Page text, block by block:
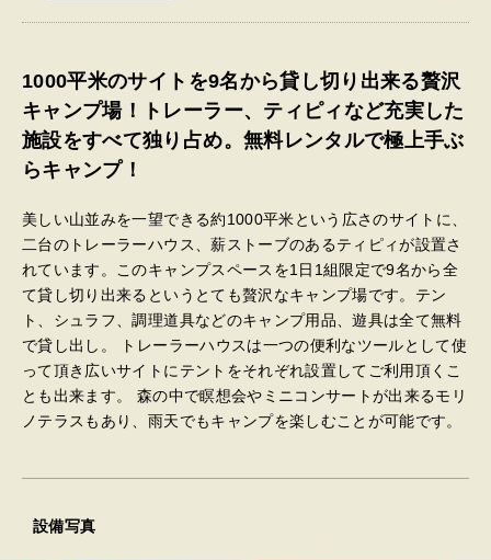
1000平米のサイトを9名から貸し切り出来る贅沢
キャンプ場！トレーラー、ティピィなど充実した
施設をすべて独り占め。無料レンタルで極上手ぶ
らキャンプ！
美しい山並みを一望できる約1000平米という広さのサイトに、
二台のトレーラーハウス、薪ストーブのあるティピィが設置さ
れています。このキャンプスペースを1日1組限定で9名から全
て貸し切り出来るというとても贅沢なキャンプ場です。テン
ト、シュラフ、調理道具などのキャンプ用品、遊具は全て無料
で貸し出し。 トレーラーハウスは一つの便利なツールとして使
って頂き広いサイトにテントをそれぞれ設置してご利用頂くこ
とも出来ます。 森の中で瞑想会やミニコンサートが出来るモリ
ノテラスもあり、雨天でもキャンプを楽しむことが可能です。
設備写真